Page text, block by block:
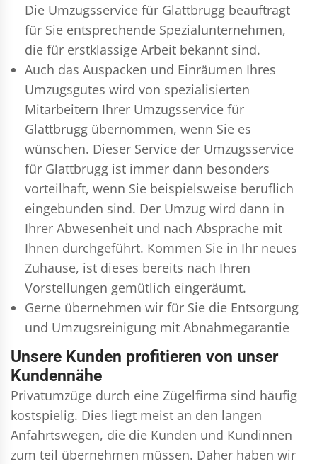
Die Umzugsservice für Glattbrugg beauftragt
für Sie entsprechende Spezialunternehmen,
die für erstklassige Arbeit bekannt sind.
Auch das Auspacken und Einräumen Ihres
Umzugsgutes wird von spezialisierten
Mitarbeitern Ihrer Umzugsservice für
Glattbrugg übernommen, wenn Sie es
wünschen. Dieser Service der Umzugsservice
für Glattbrugg ist immer dann besonders
vorteilhaft, wenn Sie beispielsweise beruflich
eingebunden sind. Der Umzug wird dann in
Ihrer Abwesenheit und nach Absprache mit
Ihnen durchgeführt. Kommen Sie in Ihr neues
Zuhause, ist dieses bereits nach Ihren
Vorstellungen gemütlich eingeräumt.
Gerne übernehmen wir für Sie die Entsorgung
und Umzugsreinigung mit Abnahmegarantie
Unsere Kunden profitieren von unser
Kundennähe
Privatumzüge durch eine Zügelfirma sind häufig
kostspielig. Dies liegt meist an den langen
Anfahrtswegen, die die Kunden und Kundinnen
zum teil übernehmen müssen. Daher haben wir